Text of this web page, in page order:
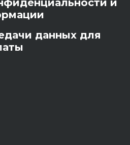
и
данных для